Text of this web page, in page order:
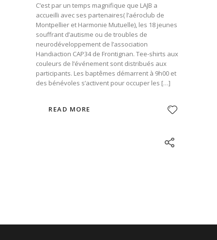
C’est par un temps magnifique que LAJB a
accueilli avec ses partenaires( l’aéroclub de
Montpellier et Harmonie Mutuelle), les 18 jeunes
souffrant d’autisme ou de troubles de
neurodéveloppement de l’association
Handiaction CAP34 de Frontignan. Tee-shirts aux
couleurs de l’événement sont distribués aux
participants. Les baptêmes démarrent à 9h00 et
des bénévoles s’activent pour occuper les […]
READ MORE